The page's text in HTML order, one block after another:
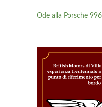
Ode alla Porsche 996